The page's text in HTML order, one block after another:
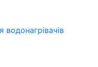
водонагрівачів